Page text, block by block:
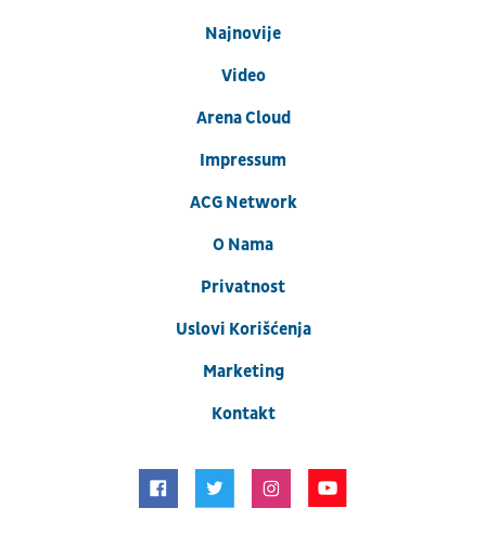
Najnovije
Video
Arena Cloud
Impressum
ACG Network
O Nama
Privatnost
Uslovi Korišćenja
Marketing
Kontakt